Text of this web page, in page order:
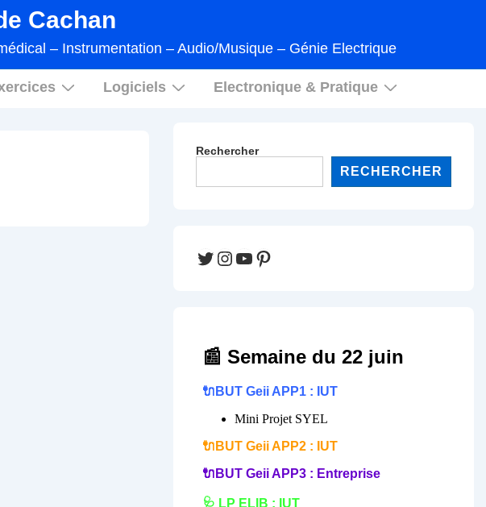
Cachan
– Instrumentation – Audio/Musique – Génie Electrique
Logiciels Electronique & Pratique
Rechercher
RECHERCHER
Twitter
Instagram
YouTube
Pinterest